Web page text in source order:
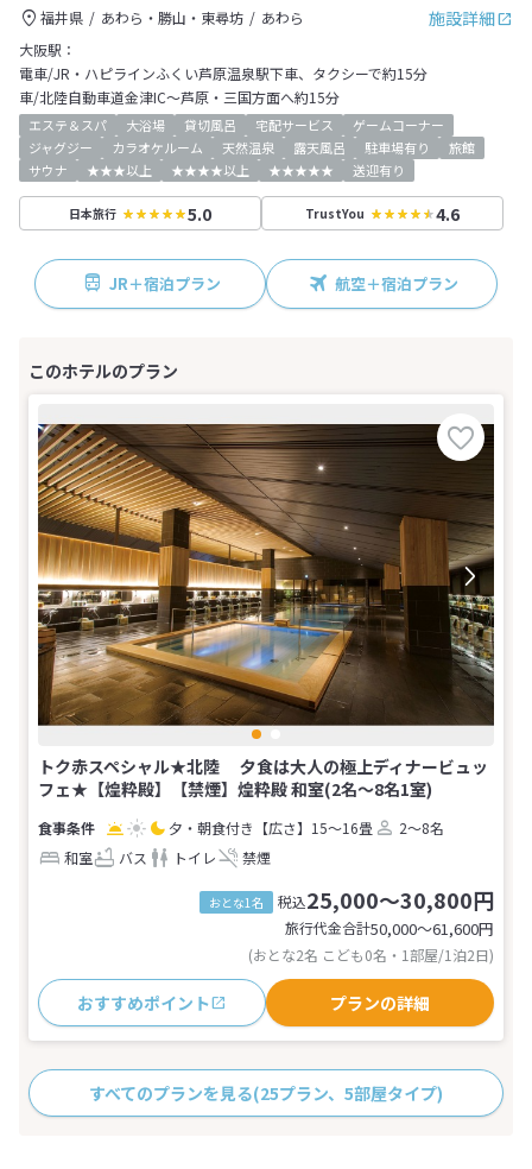
施設詳細
福井県 あわら・勝山・東尋坊
あわら
大阪駅：
電車/JR・ハピラインふくい芦原温泉駅下車、タクシーで約15分
車/北陸自動車道金津IC～芦原・三国方面へ約15分
エステ＆スパ 大浴場 貸切風呂 宅配サービス
ゲームコーナー
ジャグジー
カラオケルーム 天然温泉 露天風呂 駐車場有り
旅館
サウナ
★★★以上 ★★★★以上 ★★★★★ 送迎有り
日本旅行 5.0 TrustYou 4.6
JR＋宿泊プラン 航空＋宿泊プラン
トク赤スペシャル★北陸 夕食は大人の極上ディナービュッ
フェ★【煌粋殿】【禁煙】煌粋殿 和室(2名～8名1室)
夕・朝食付き 【広さ】15～16畳
2～8名
和室
バス トイレ 禁煙
おとな1名 税込25,000～30,800円
旅行代金合計50,000〜61,600円
(おとな2名 こども0名・1部屋/1泊2日)
おすすめポイント プランの詳細
すべてのプランを見る(25プラン、5部屋タイプ)